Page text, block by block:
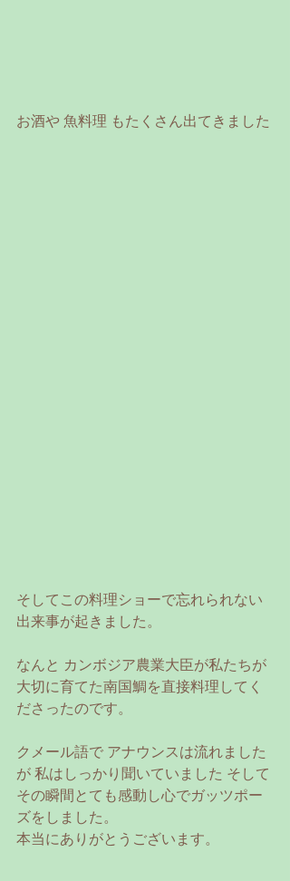
お酒や 魚料理 もたくさん出てきました
そしてこの料理ショーで忘れられない
出来事が起きました。
なんと カンボジア農業大臣が私たちが
大切に育てた南国鯛を直接料理してく
ださったのです。
クメール語で アナウンスは流れました
が 私はしっかり聞いていました そして
その瞬間とても感動し心でガッツポー
ズをしました。
本当にありがとうございます。